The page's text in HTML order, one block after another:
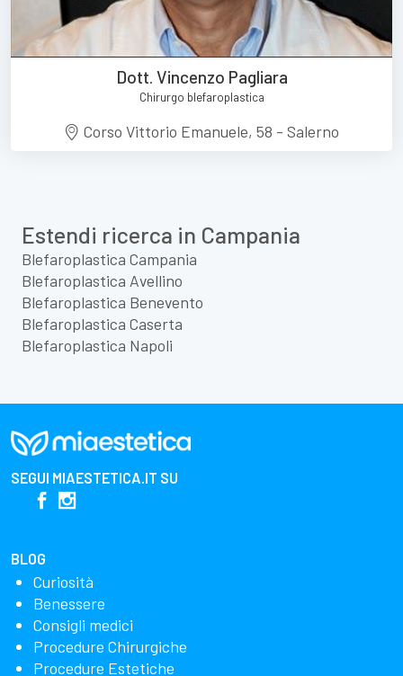
Dott. Vincenzo Pagliara
Chirurgo blefaroplastica
Corso Vittorio Emanuele, 58 - Salerno
Estendi ricerca in Campania
Blefaroplastica Campania
Blefaroplastica Avellino
Blefaroplastica Benevento
Blefaroplastica Caserta
Blefaroplastica Napoli
SEGUI MIAESTETICA.IT SU
BLOG
Curiosità
Benessere
Consigli medici
Procedure Chirurgiche
Procedure Estetiche